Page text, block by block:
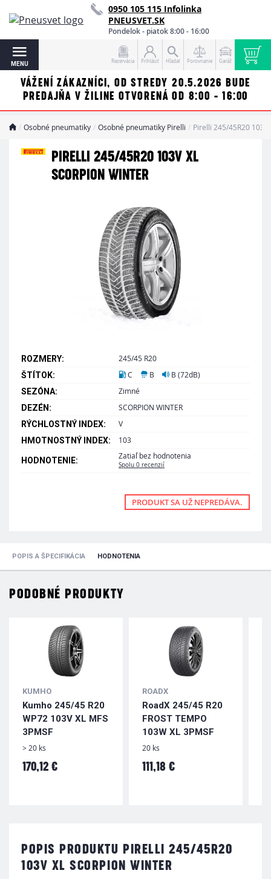
0950 105 115 Infolinka
PNEUSVET.SK
Pondelok - piatok 8:00 - 16:00
MENU Rezervácia Prihlásiť Hľadať Porovnanie Garáž
VÁŽENÍ ZÁKAZNÍCI, OD STREDY 20.5.2026 BUDE
PREDAJŇA V ŽILINE OTVORENÁ OD 8:00 - 16:00
Osobné pneumatiky Osobné pneumatiky Pirelli Pirelli 245/45R20 103V
PIRELLI 245/45R20 103V XL
SCORPION WINTER
ROZMERY: 245/45 R20
ŠTÍTOK: C B B (72dB)
SEZÓNA: Zimné
DEZÉN: SCORPION WINTER
RÝCHLOSTNÝ INDEX: V
HMOTNOSTNÝ INDEX: 103
HODNOTENIE: Zatiaľ bez hodnotenia
Spolu 0 recenzií
PRODUKT SA UŽ NEPREDÁVA.
POPIS A ŠPECIFIKÁCIA HODNOTENIA
PODOBNÉ PRODUKTY
KUMHO
Kumho 245/45 R20
WP72 103V XL MFS
3PMSF
> 20 ks
170,12 €
ROADX
RoadX 245/45 R20
FROST TEMPO
103W XL 3PMSF
20 ks
111,18 €
POPIS PRODUKTU PIRELLI 245/45R20
103V XL SCORPION WINTER